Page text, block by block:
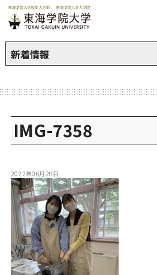
新着情報
IMG-7358
2022年06月20日